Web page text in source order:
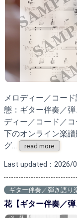
メロディー／コー
態：ギター伴奏／
ディー／コード／
下のオンライン楽
グ…
read more
Last updated：2026/
ギター伴奏／弾き語り
花【ギター伴奏／弾